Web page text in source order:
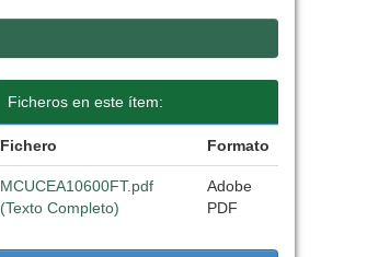
Ficheros en este ítem:
Fichero Formato
MCUCEA10600FT.pdf
(Texto Completo)
Adobe
PDF